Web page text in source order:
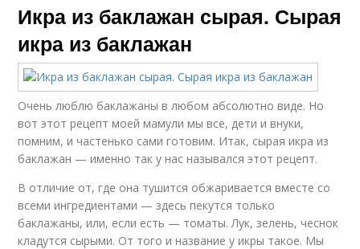
Икра из баклажан сырая. Сырая
икра из баклажан
Очень люблю баклажаны в любом абсолютно виде. Но
вот этот рецепт моей мамули мы все, дети и внуки,
помним, и частенько сами готовим. Итак, сырая икра из
баклажан — именно так у нас назывался этот рецепт.
В отличие от, где она тушится обжаривается вместе со
всеми ингредиентами — здесь пекутся только
баклажаны, или, если есть — томаты. Лук, зелень, чеснок
кладутся сырыми. От того и название у икры такое. Мы